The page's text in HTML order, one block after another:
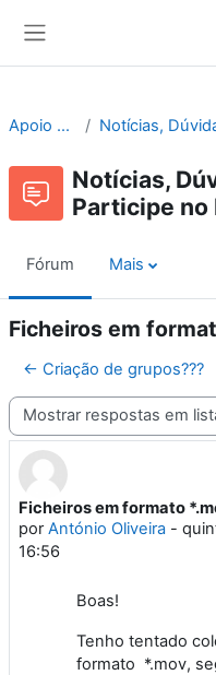
Apoio ao Moodle
Notícias,
Participe no
Fórum Mais
Ficheiros em
← Criação de grupos???
Modo de visualização
Ficheiros em formato
porAntónio Oliveira -
16:56
Número de respostas: 1
Boas!
Tenho tentado
formato *.mov,